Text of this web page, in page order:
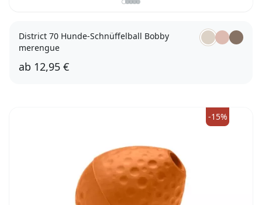
District 70 Hunde-Schnüffelball Bobby
merengue
ab 12,95 €
-15%